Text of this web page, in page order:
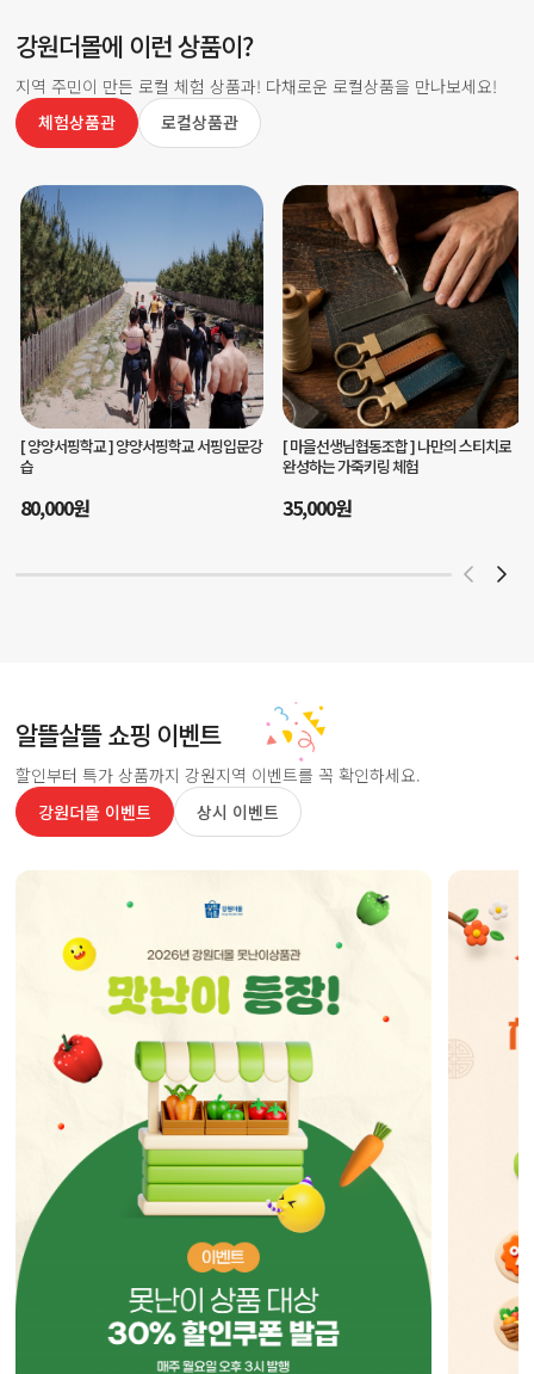
강원더몰에 이런 상품이?
지역 주민이 만든 로컬 체험 상품과! 다채로운 로컬상품을 만나보세요!
체험상품관
로컬상품관
[ 마을선생님협동조합 ]나만의 스티치로
완성하는 가죽키링 체험
35,000원
[ 글마루평생교육원주식회사 ]영월 저세마
을 치유여행 - 피안의 반나절 치유코스
70,000원
알뜰살뜰 쇼핑 이벤트
할인부터 특가 상품까지 강원지역 이벤트를 꼭 확인하세요.
강원더몰 이벤트
상시 이벤트